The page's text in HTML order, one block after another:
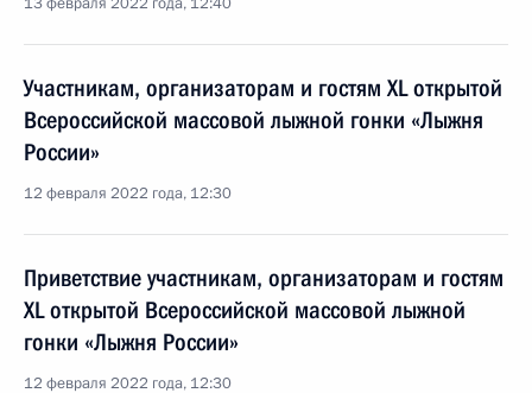
Участникам, организаторам и гостям XL открытой
Всероссийской массовой лыжной гонки «Лыжня
России»
12 февраля 2022 года, 12:30
Приветствие участникам, организаторам и гостям
XL открытой Всероссийской массовой лыжной
гонки «Лыжня России»
12 февраля 2022 года, 12:30